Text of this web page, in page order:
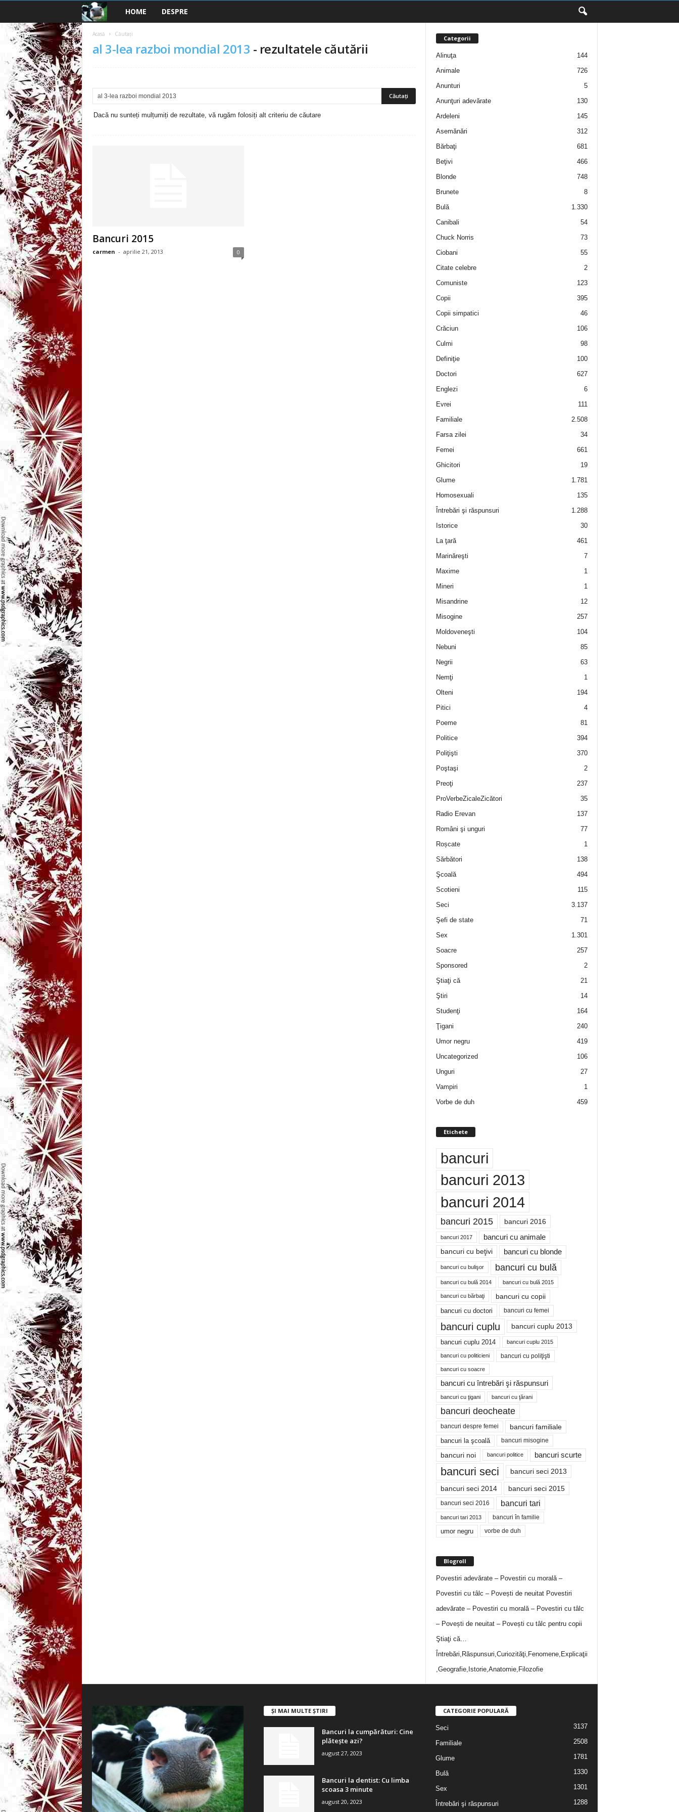
a
n
u
HOME DESPRE
Acasă Căutați
al 3-lea razboi mondial 2013 - rezultatele căutării
Dacă nu sunteți mulțumiți de rezultate, vă rugăm folosiți alt criteriu de căutare
Bancuri 2015
carmen - aprilie 21, 2013 0
Categorii
Alinuţa
144
Animale
726
Anunturi
5
Anunţuri adevărate
130
Ardeleni
145
Asemănări
312
Bărbaţi
681
Beţivi
466
Blonde
748
Brunete
8
Bulă
1.330
Canibali
54
Chuck Norris
73
Ciobani
55
Citate celebre
2
Comuniste
123
Copii
395
Copii simpatici
46
Crăciun
106
Culmi
98
Definiţie
100
Doctori
627
Englezi
6
Evrei
111
Familiale
2.508
Farsa zilei
34
Femei
661
Ghicitori
19
Glume
1.781
Homosexuali
135
Întrebări şi răspunsuri
1.288
Istorice
30
La ţară
461
Marinăreşti
7
Maxime
1
Mineri
1
Misandrine
12
Misogine
257
Moldoveneşti
104
Nebuni
85
Negrii
63
Nemţi
1
Olteni
194
Pitici
4
Poeme
81
Politice
394
Poliţişti
370
Poştaşi
2
Preoţi
237
ProVerbeZicaleZicători
35
Radio Erevan
137
Români şi unguri
77
Roșcate
1
Sărbători
138
Şcoală
494
Scotieni
115
Seci
3.137
Şefi de state
71
Sex
1.301
Soacre
257
Sponsored
2
Ştiaţi că
21
Ştiri
14
Studenţi
164
Ţigani
240
Umor negru
419
Uncategorized
106
Unguri
27
Vampiri
1
Vorbe de duh
459
Etichete
bancuri
bancuri 2013
bancuri 2014
bancuri 2015 bancuri 2016
bancuri 2017 bancuri cu animale
bancuri cu beţivi bancuri cu blonde
bancuri cu bulişor bancuri cu bulă
bancuri cu bulă 2014 bancuri cu bulă 2015
bancuri cu bărbaţi bancuri cu copii
bancuri cu doctori bancuri cu femei
bancuri cuplu bancuri cuplu 2013
bancuri cuplu 2014 bancuri cuplu 2015
bancuri cu politicieni bancuri cu poliţişti
bancuri cu soacre
bancuri cu întrebări şi răspunsuri
bancuri cu ţigani bancuri cu ţărani
bancuri deocheate
bancuri despre femei bancuri familiale
bancuri la şcoală bancuri misogine
bancuri noi bancuri politice bancuri scurte
bancuri seci bancuri seci 2013
bancuri seci 2014 bancuri seci 2015
bancuri seci 2016 bancuri tari
bancuri tari 2013 bancuri în familie
umor negru vorbe de duh
Blogroll
Povestiri adevărate – Povestiri cu morală –
Povestiri cu tâlc – Povești de neuitatPovestiri
adevărate – Povestiri cu morală – Povestiri cu tâlc
– Povești de neuitat – Povești cu tâlc pentru copii
Ştiaţi că…
Întrebări,Răspunsuri,Curiozităţi,Fenomene,Explicaţii
,Geografie,Istorie,Anatomie,Filozofie
ȘI MAI MULTE ȘTIRI
Bancuri la cumpărături: Cine
plătește azi?
august 27, 2023
Bancuri la dentist: Cu limba
scoasa 3 minute
august 20, 2023
CATEGORIE POPULARĂ
Seci 3137
Familiale 2508
Glume 1781
Bulă 1330
Sex 1301
Întrebări şi răspunsuri 1288